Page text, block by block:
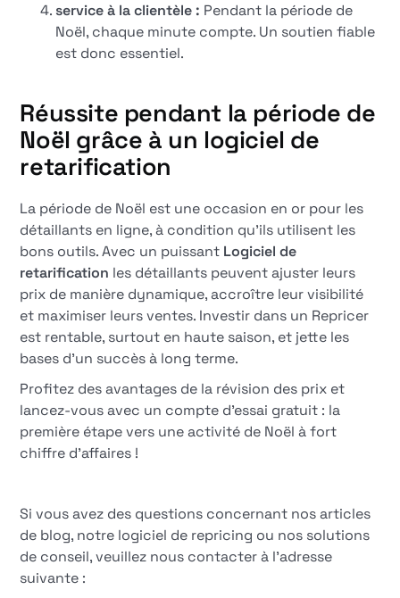
service à la clientèle : Pendant la période de
Noël, chaque minute compte. Un soutien fiable
est donc essentiel.
Réussite pendant la période de
Noël grâce à un logiciel de
retarification
La période de Noël est une occasion en or pour les
détaillants en ligne, à condition qu'ils utilisent les
bons outils. Avec un puissant Logiciel de
retarification les détaillants peuvent ajuster leurs
prix de manière dynamique, accroître leur visibilité
et maximiser leurs ventes. Investir dans un Repricer
est rentable, surtout en haute saison, et jette les
bases d'un succès à long terme.
Profitez des avantages de la révision des prix et
lancez-vous avec un compte d'essai gratuit : la
première étape vers une activité de Noël à fort
chiffre d'affaires !
Si vous avez des questions concernant nos articles
de blog, notre logiciel de repricing ou nos solutions
de conseil, veuillez nous contacter à l'adresse
suivante :